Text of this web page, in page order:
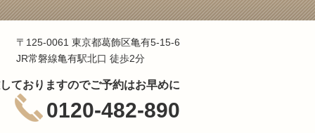
〒125-0061 東京都葛飾区亀有5-15-6
JR常磐線亀有駅北口 徒歩2分
ておりますのでご予約はお早めに
0120-482-890